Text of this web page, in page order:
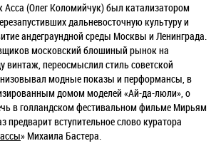
Асса (Олег Коломийчук) был катализатором
дальневосточную культуру и
андеграундной среды Москвы и Ленинграда.
московский блошиный рынок на
винтаж, переосмыслил стиль советской
модные показы и перформансы, в
домом моделей «Ай-да-люли», о
в голландском фестивальном фильме Мирьям
предварит вступительное слово куратора
» Михаила Бастера.